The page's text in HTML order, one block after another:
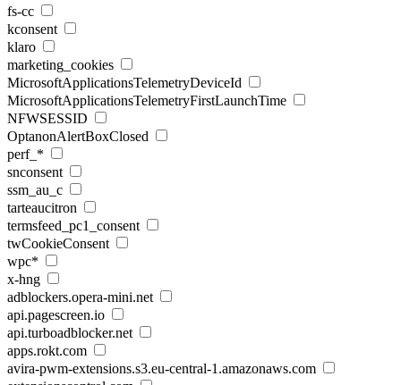
fs-cc
kconsent
klaro
marketing_cookies
MicrosoftApplicationsTelemetryDeviceId
MicrosoftApplicationsTelemetryFirstLaunchTime
NFWSESSID
OptanonAlertBoxClosed
perf_*
snconsent
ssm_au_c
tarteaucitron
termsfeed_pc1_consent
twCookieConsent
wpc*
x-hng
adblockers.opera-mini.net
api.pagescreen.io
api.turboadblocker.net
apps.rokt.com
avira-pwm-extensions.s3.eu-central-1.amazonaws.com